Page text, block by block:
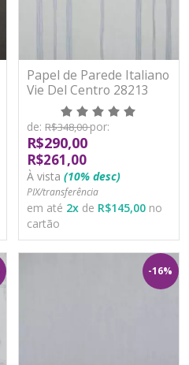
Papel de Parede Italiano
Vie Del Centro 28213
Vinílico Lavável
de: R$348,00por:
R$290,00
R$261,00
À vista (10% desc)
PIX/transferência
em até 2x de R$145,00 no
cartão
-16%